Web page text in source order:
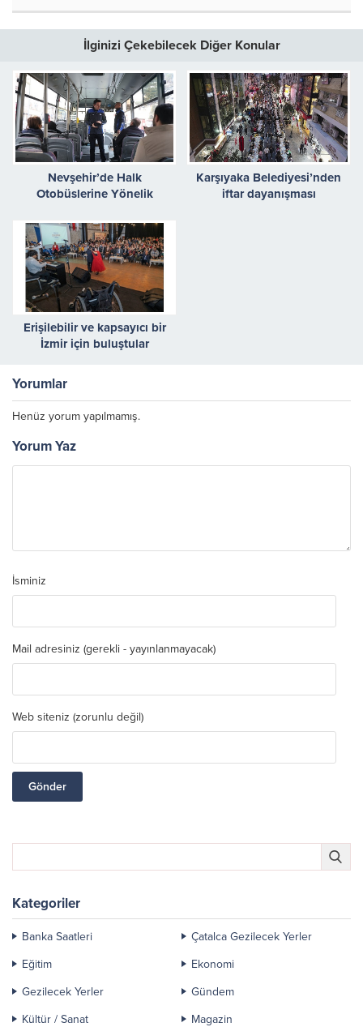
İlginizi Çekebilecek Diğer Konular
Nevşehir’de Halk
Otobüslerine Yönelik
Karşıyaka Belediyesi’nden
iftar dayanışması
Erişilebilir ve kapsayıcı bir
İzmir için buluştular
Yorumlar
Henüz yorum yapılmamış.
Yorum Yaz
İsminiz
Mail adresiniz (gerekli - yayınlanmayacak)
Web siteniz (zorunlu değil)
Kategoriler
Banka Saatleri
Çatalca Gezilecek Yerler
Eğitim
Ekonomi
Gezilecek Yerler
Gündem
Kültür / Sanat
Magazin